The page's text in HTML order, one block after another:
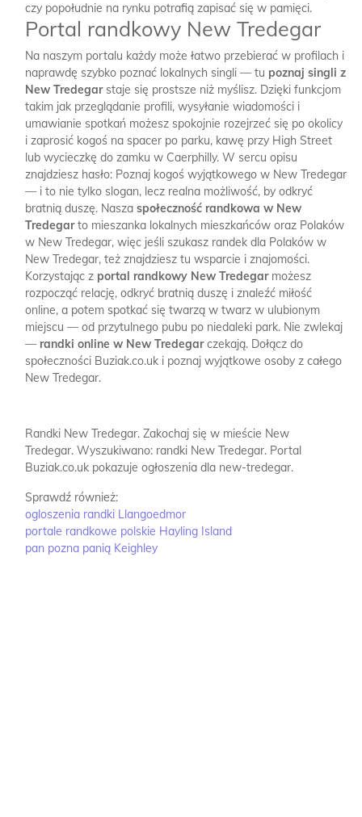
czy popołudnie na rynku potrafią zapisać się w pamięci.
Portal randkowy New Tredegar
Na naszym portalu każdy może łatwo przebierać w profilach i
naprawdę szybko poznać lokalnych singli — tu poznaj singli z
New Tredegarstaje się prostsze niż myślisz. Dzięki funkcjom
takim jak przeglądanie profili, wysyłanie wiadomości i
umawianie spotkań możesz spokojnie rozejrzeć się po okolicy
i zaprosić kogoś na spacer po parku, kawę przy High Street
lub wycieczkę do zamku w Caerphilly. W sercu opisu
znajdziesz hasło: Poznaj kogoś wyjątkowego w New Tredegar
— i to nie tylko slogan, lecz realna możliwość, by odkryć
bratnią duszę. Nasza społeczność randkowa w New
Tredegarto mieszanka lokalnych mieszkańców oraz Polaków
w New Tredegar, więc jeśli szukasz randek dla Polaków w
New Tredegar, też znajdziesz tu wsparcie i znajomości.
Korzystając z portal randkowy New Tredegarmożesz
rozpocząć relację, odkryć bratnią duszę i znaleźć miłość
online, a potem spotkać się twarzą w twarz w ulubionym
miejscu — od przytulnego pubu po niedaleki park. Nie zwlekaj
— randki online w New Tredegarczekają. Dołącz do
społeczności Buziak.co.uk i poznaj wyjątkowe osoby z całego
New Tredegar.
Randki New Tredegar. Zakochaj się w mieście New
Tredegar. Wyszukiwano: randki New Tredegar. Portal
Buziak.co.uk pokazuje ogłoszenia dla new-tredegar.
Sprawdź również:
ogloszenia randki Llangoedmor
portale randkowe polskie Hayling Island
pan pozna panią Keighley